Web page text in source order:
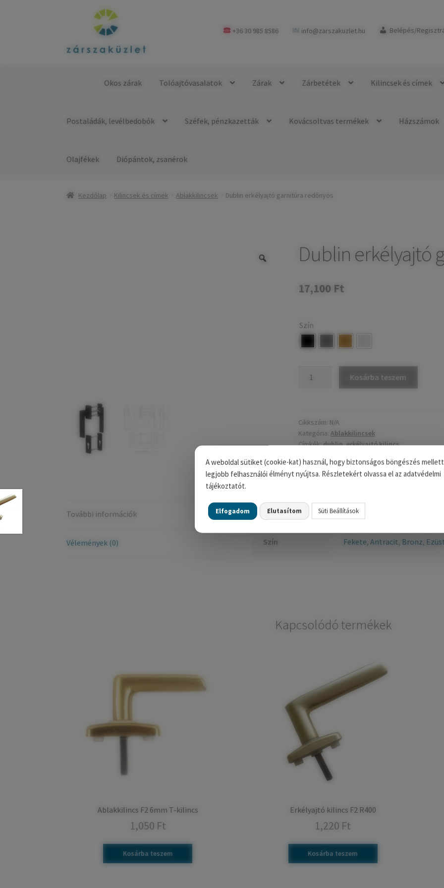
a
a
+36 30 985 8586 info@zarszakuzlet.hu Belépés/
Okos zárak Tolóajtóvasalatok Zárak Zárbetétek Kilincsek és címek
Postaládák, levélbedobók Széfek, pénzkazetták Kovácsoltvas termékek Házszámok
Olajfékek Diópántok, zsanérok
Kezdőlap Kilincsek és címek Ablakkilincsek Dublin erkélyajtó garnitúra redőnyös
Dublin erkélyajtó
17,100 Ft
Szín
mennyiség
Kosárba teszem
Cikkszám: N/A
Kategória: Ablakkilincsek
Címkék:dublin,erkélyajtó kilincs
További információk
Vélemények (0)
További információk
Szín Fekete,Antracit, Bronz,
Kapcsolódó termékek
Ablakkilincs F2 6mm T-kilincs
1,050 Ft
Kosárba teszem
Erkélyajtó kilincs F2 R400
1,220 Ft
Kosárba teszem
A weboldal sütiket (cookie-kat) használ, hogy biztonságos böngészés
legjobb felhasználói élményt nyújtsa. Részletekért olvassa el az adatvédelmi
tájékoztatót.
Elfogadom Elutasítom Süti Beállítások